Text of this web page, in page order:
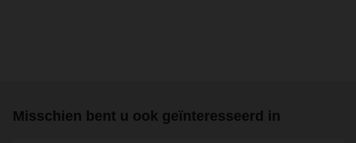
Misschien bent u ook geïnteresseerd in